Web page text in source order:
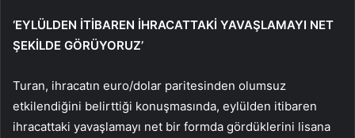
‘EYLÜLDEN İTİBAREN İHRACATTAKİ YAVAŞLAMAYI NET
ŞEKİLDE GÖRÜYORUZ’
Turan, ihracatın euro/dolar paritesinden olumsuz
etkilendiğini belirttiği konuşmasında, eylülden itibaren
ihracattaki yavaşlamayı net bir formda gördüklerini lisana